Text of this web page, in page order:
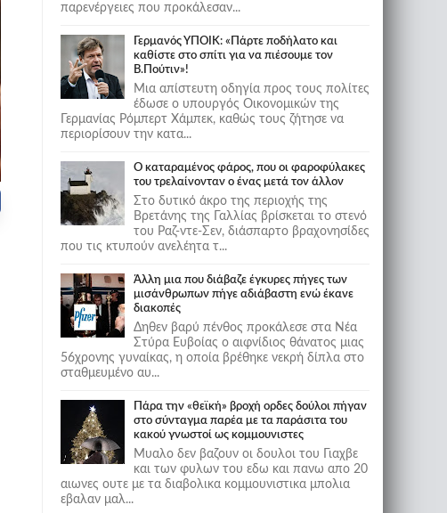
παρενέργειες που προκάλεσαν...
Γερμανός ΥΠΟΙΚ: «Πάρτε ποδήλατο και
καθίστε στο σπίτι για να πιέσουμε τον
Β.Πούτιν»!
Μια απίστευτη οδηγία προς τους πολίτες
έδωσε ο υπουργός Οικονομικών της
Γερμανίας Ρόμπερτ Χάμπεκ, καθώς τους ζήτησε να
περιορίσουν την κατα...
Ο καταραμένος φάρος, που οι φαροφύλακες
του τρελαίνονταν ο ένας μετά τον άλλον
Στο δυτικό άκρο της περιοχής της
Βρετάνης της Γαλλίας βρίσκεται το στενό
του Ραζ-ντε-Σεν, διάσπαρτο βραχονησίδες
που τις κτυπούν ανελέητα τ...
Άλλη μια που διάβαζε έγκυρες πήγες των
μισάνθρωπων πήγε αδιάβαστη ενώ έκανε
διακοπές
Δηθεν βαρύ πένθος προκάλεσε στα Νέα
Στύρα Ευβοίας ο αιφνίδιος θάνατος μιας
56χρονης γυναίκας, η οποία βρέθηκε νεκρή δίπλα στο
σταθμευμένο αυ...
Πάρα την «θεϊκή» βροχή ορδες δούλοι πήγαν
στο σύνταγμα παρέα με τα παράσιτα του
κακού γνωστοί ως κομμουνιστες
Μυαλο δεν βαζουν οι δουλοι του Γιαχβε
και των φυλων του εδω και πανω απο 20
αιωνες ουτε με τα διαβολικα κομμουνιστικα μπολια
εβαλαν μαλ...